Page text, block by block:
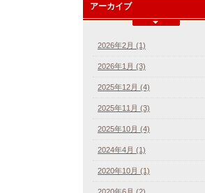
アーカイブ
2026年2月 (1)
2026年1月 (3)
2025年12月 (4)
2025年11月 (3)
2025年10月 (4)
2024年4月 (1)
2020年10月 (1)